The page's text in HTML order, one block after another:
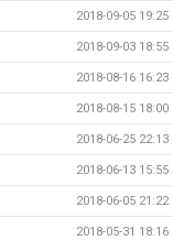
2018-09-05 19:25
2018-09-03 18:55
2018-08-16 16:23
2018-08-15 18:00
2018-06-25 22:13
2018-06-13 15:55
2018-06-05 21:22
2018-05-31 18:16